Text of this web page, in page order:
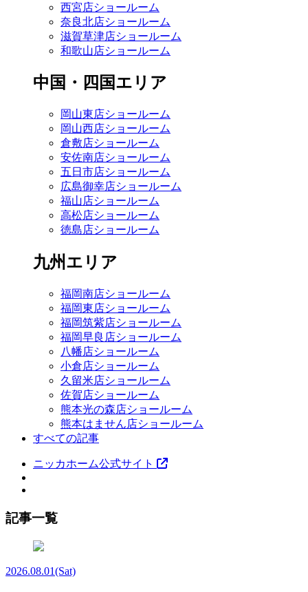
西宮店ショールーム
奈良北店ショールーム
滋賀草津店ショールーム
和歌山店ショールーム
中国・四国エリア
岡山東店ショールーム
岡山西店ショールーム
倉敷店ショールーム
安佐南店ショールーム
五日市店ショールーム
広島御幸店ショールーム
福山店ショールーム
高松店ショールーム
徳島店ショールーム
九州エリア
福岡南店ショールーム
福岡東店ショールーム
福岡筑紫店ショールーム
福岡早良店ショールーム
八幡店ショールーム
小倉店ショールーム
久留米店ショールーム
佐賀店ショールーム
熊本光の森店ショールーム
熊本はません店ショールーム
すべての記事
ニッカホーム公式サイト
記事一覧
2026.08.01(Sat)